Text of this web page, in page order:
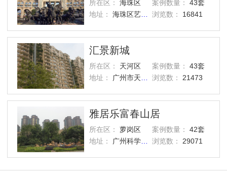
所在区： 海珠区 案例数量：
43套
地址：
海珠区艺洲路灏景街1号 浏览数： 16841
汇景新城
所在区： 天河区 案例数量：
43套
地址：
广州市天河区汇景路五山街 浏览数： 21473
雅居乐富春山居
所在区： 萝岗区 案例数量：
42套
地址：
广州科学城西区 浏览数： 29071